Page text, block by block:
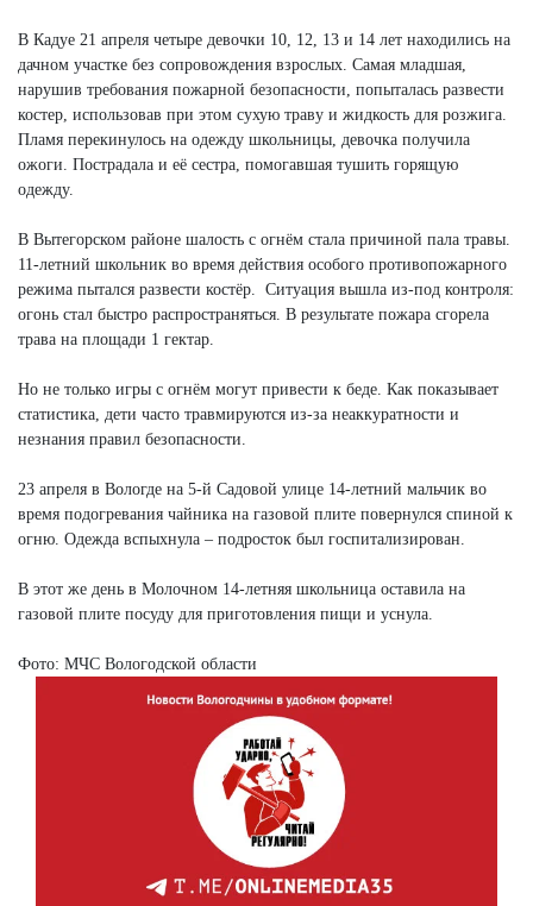
В Кадуе 21 апреля четыре девочки 10, 12, 13 и 14 лет находились на
дачном участке без сопровождения взрослых. Самая младшая,
нарушив требования пожарной безопасности, попыталась развести
костер, использовав при этом сухую траву и жидкость для розжига.
Пламя перекинулось на одежду школьницы, девочка получила
ожоги. Пострадала и её сестра, помогавшая тушить горящую
одежду.
В Вытегорском районе шалость с огнём стала причиной пала травы.
11-летний школьник во время действия особого противопожарного
режима пытался развести костёр. Ситуация вышла из-под контроля:
огонь стал быстро распространяться. В результате пожара сгорела
трава на площади 1 гектар.
Но не только игры с огнём могут привести к беде. Как показывает
статистика, дети часто травмируются из-за неаккуратности и
незнания правил безопасности.
23 апреля в Вологде на 5-й Садовой улице 14-летний мальчик во
время подогревания чайника на газовой плите повернулся спиной к
огню. Одежда вспыхнула – подросток был госпитализирован.
В этот же день в Молочном 14-летняя школьница оставила на
газовой плите посуду для приготовления пищи и уснула.
Фото: МЧС Вологодской области